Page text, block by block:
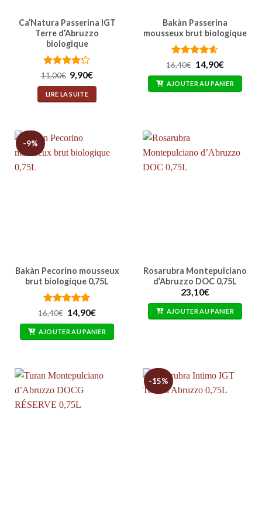
Ca’Natura Passerina IGT
Terre d’Abruzzo
biologique
Note 4.17
11,00€ Le
prix
initial
était :
9,90€Le
est :
LIRE LA SUITE
Bakàn Passerina
mousseux brut biologique
Note 4.6
16,40€ Le
prix
initial
était :
14,90€Le
actuel
est :
AJOUTER AU PANIER
-9%
Bakàn Pecorino mousseux
brut biologique 0,75L
Note 5sur
16,40€ Le
prix
initial
était :
14,90€Le
actuel
est :
AJOUTER AU PANIER
Rosarubra Montepulciano
d’Abruzzo DOC 0,75L
23,10€
AJOUTER AU PANIER
-15%